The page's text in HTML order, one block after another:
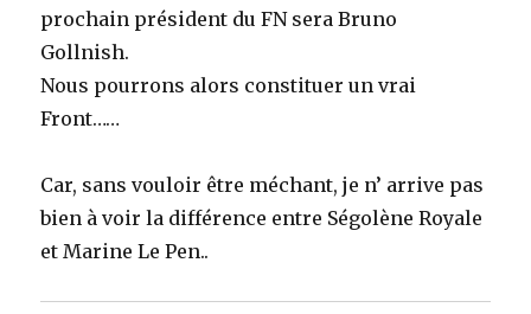
prochain président du FN sera Bruno
Gollnish.
Nous pourrons alors constituer un vrai
Front……
Car, sans vouloir être méchant, je n’ arrive pas
bien à voir la différence entre Ségolène Royale
et Marine Le Pen..